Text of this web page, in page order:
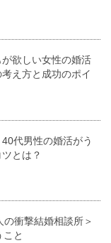
が欲しい女性の婚活
え方と成功のポイ
代男性の婚活がう
とは？
の衝撃結婚相談所＞
と